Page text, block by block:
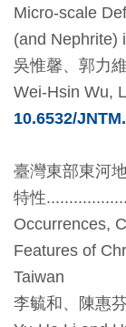
府
公
開
資
訊
隱
私
權
與
資
訊
Micro-scale
(and Nephrite)
吳惟馨、郭力
Wei-Hsin Wu,
10.6532/
臺灣東部東河
特性
Occurrences,
Features of
Taiwan
李毓和、陳惠芬